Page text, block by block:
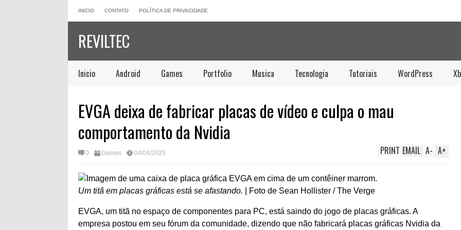
INICIO CONTATO POLÍTICA DE PRIVACIDADE
REVILTEC
Inicio Android Games Portfolio Musica Tecnologia Tutoriais WordPress
EVGA deixa de fabricar placas de vídeo e culpa o mau
comportamento da Nvidia
0 Games 04/04/2025 A+
A-
EMAIL
PRINT
Um titã em placas gráficas está se afastando. | Foto de Sean Hollister / The Verge
EVGA, um titã no espaço de componentes para PC, está saindo do jogo de placas gráficas. A
empresa postou em seu fórum da comunidade, dizendo que não fabricará placas gráficas Nvidia da